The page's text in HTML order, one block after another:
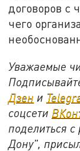
договоров с
чего
Уважаемые
Дзен и
соцсети
поделиться
Дону",